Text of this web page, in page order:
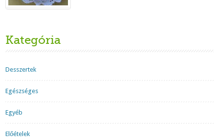
Kategória
Desszertek
Egészséges
Egyéb
Előételek